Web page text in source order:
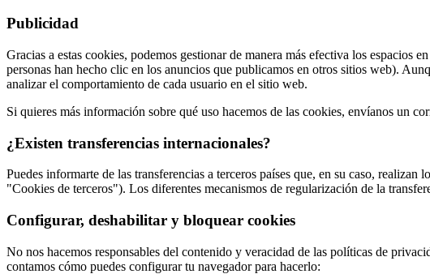
Publicidad
Gracias a estas cookies, podemos gestionar de manera más efectiva los espacios
personas han hecho clic en los anuncios que publicamos en otros sitios web).
analizar el comportamiento de cada usuario en el sitio web.
Si quieres más información sobre qué uso hacemos de las cookies, envíanos un
¿Existen transferencias internacionales?
Puedes informarte de las transferencias a terceros países que, en su caso,
"Cookies de terceros"). Los diferentes mecanismos de regularización de la
Configurar, deshabilitar y bloquear cookies
No nos hacemos responsables del contenido y veracidad de las políticas de
contamos cómo puedes configurar tu navegador para hacerlo: